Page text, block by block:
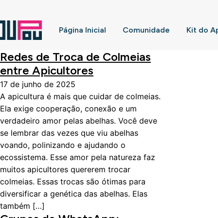
Página Inicial Comunidade Kit do
Redes de Troca de Colmeias
entre Apicultores
17 de junho de 2025
A apicultura é mais que cuidar de colmeias.
Ela exige cooperação, conexão e um
verdadeiro amor pelas abelhas. Você deve
se lembrar das vezes que viu abelhas
voando, polinizando e ajudando o
ecossistema. Esse amor pela natureza faz
muitos apicultores quererem trocar
colmeias. Essas trocas são ótimas para
diversificar a genética das abelhas. Elas
também […]